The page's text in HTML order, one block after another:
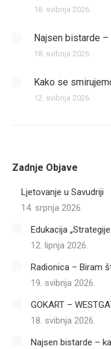
18. svibnja 2026.
Najsen bistarde
18. svibnja 2026.
Kako se
12. svibnja 2026.
Zadnje Objave
Ljetovanje u Savudriji
14. srpnja 2026.
Edukacija
12. lipnja 2026.
Radionica – Biram
19. svibnja 2026.
GOKART –
18. svibnja 2026.
Najsen bistarde –